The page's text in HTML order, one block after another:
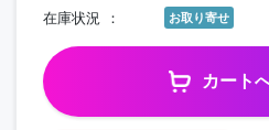
在庫状況 お取り寄せ
カート